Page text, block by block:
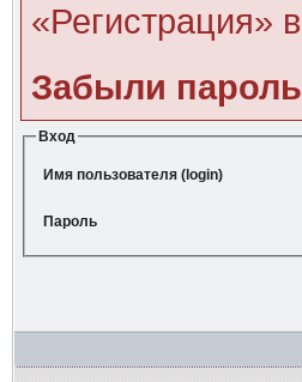
«Регистрация»
Забыли
Вход
Имя пользователя (login)
Пароль